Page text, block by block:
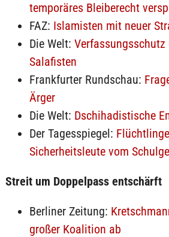
temporäres Bleiberecht
FAZ: Islamisten mit neuer
Die Welt:
Salafisten
Frankfurter Rundschau:
Ärger
Die Welt: Dschihadistische
Der Tagesspiegel:
Sicherheitsleute vom
Streit um Doppelpass entschärft
Berliner Zeitung:
großer Koalition ab